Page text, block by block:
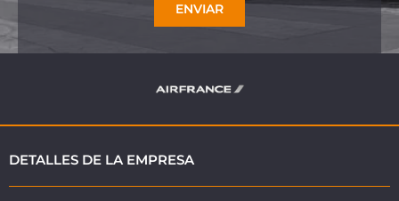
ENVIAR
DETALLES DE LA EMPRESA